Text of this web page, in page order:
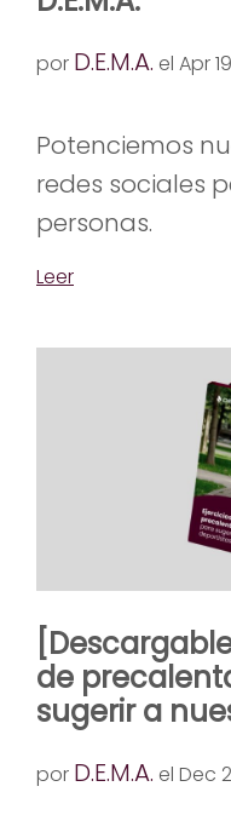
por D.E.M.A. el Apr
Potenciemos
redes sociales
personas.
Leer
de
sugerir a
por D.E.M.A. el Dec